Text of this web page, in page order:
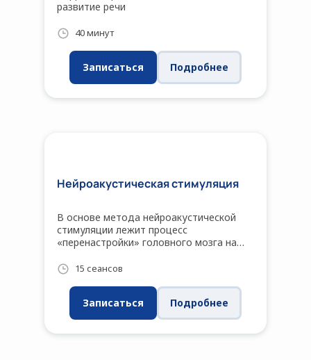
развитие речи
40 минут
Записаться Подробнее
Нейроакустическая стимуляция
В основе метода нейроакустической
стимуляции лежит процесс
«перенастройки» головного мозга на
также
патологические ритмы (тревожность,
угнетенность, раздражительность) и
настраиваться на естественные
15 сеансов
Записаться Подробнее